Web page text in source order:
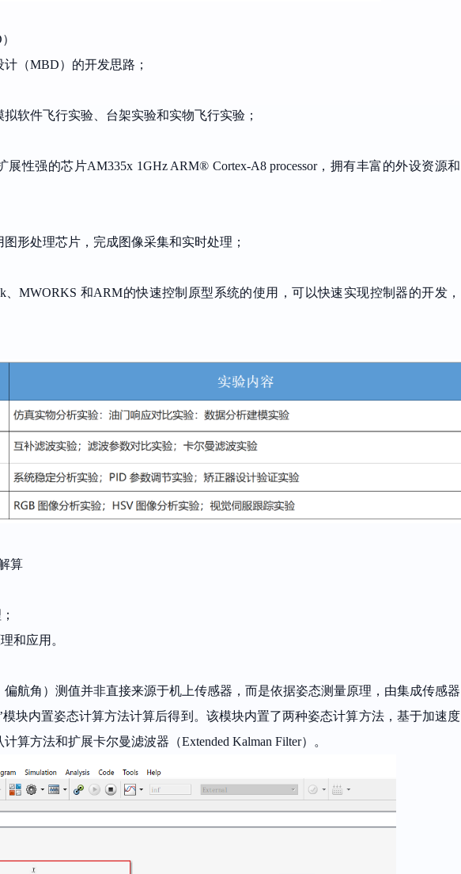
计 （MBD） 的开发思路；
软件飞行实验、台架实验和实物飞行实验；
展性强的芯片AM335x 1GHz ARM® Cortex-A8 processor， 拥有丰富的外设资源和
形处理芯片，完成图像采集和实时处理；
、MWORKS 和ARM的快速控制原型系统的使用，可以快速实现控制器的开发，
算
和应用。
航角）测值并非直接来源于机上传感器，而是依据姿态测量原理，由集成传感器
模块内置姿态计算方法计算后得到。该模块内置了两种姿态计算方法，基于加速度
算方法和扩展卡尔曼滤波器 （Extended Kalman Filter）。